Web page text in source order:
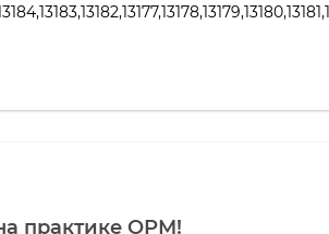
практике ОРМ!